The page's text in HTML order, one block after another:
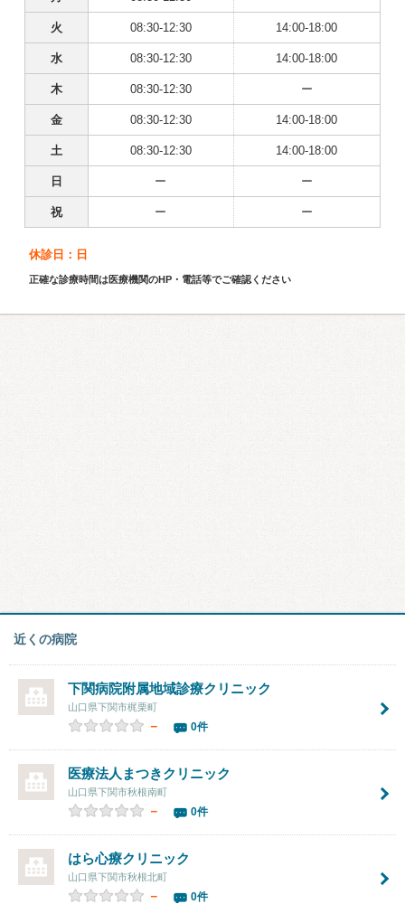
火 08:30-12:30 14:00-18:00
水 08:30-12:30 14:00-18:00
木 08:30-12:30 ー
金 08:30-12:30 14:00-18:00
土 08:30-12:30 14:00-18:00
日 ー ー
祝 ー ー
休診日：日
正確な診療時間は医療機関のHP・電話等でご確認ください
近くの病院
下関病院附属地域診療クリニック
山口県下関市梶栗町
－ 0件
医療法人 まつきクリニック
山口県下関市秋根南町
－ 0件
はら心療クリニック
山口県下関市秋根北町
－ 0件